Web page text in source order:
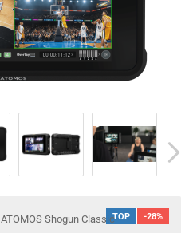
TOP -28%
ATOMOS Shogun Classic